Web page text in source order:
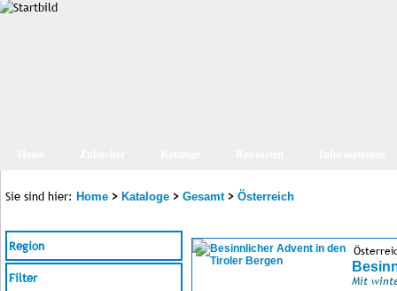
Sie sind hier: Home > Kataloge > Gesamt> Österreich
Region
Filter
Mit